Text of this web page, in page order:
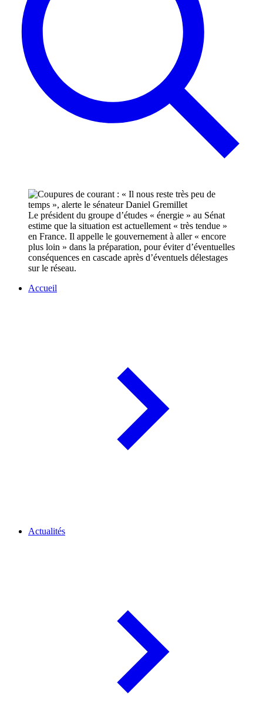
Le président du groupe d’études « énergie » au Sénat
estime que la situation est actuellement « très tendue »
en France. Il appelle le gouvernement à aller « encore
plus loin » dans la préparation, pour éviter d’éventuelles
conséquences en cascade après d’éventuels délestages
sur le réseau.
Accueil
Actualités